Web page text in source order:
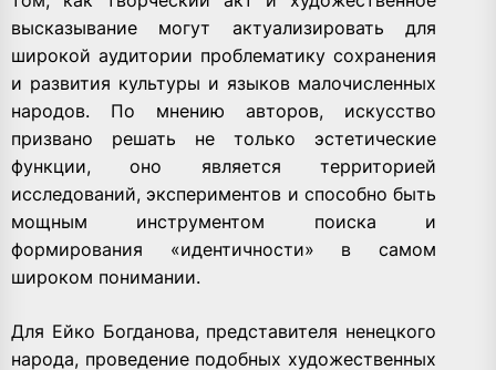
высказывание могут актуализировать для
широкой аудитории проблематику сохранения
и развития культуры и языков малочисленных
народов. По мнению авторов, искусство
призвано решать не только эстетические
функции, оно является территорией
исследований, экспериментов и способно быть
мощным инструментом поиска и
формирования «идентичности» в самом
широком понимании.
Для Ейко Богданова, представителя ненецкого
народа, проведение подобных художественных